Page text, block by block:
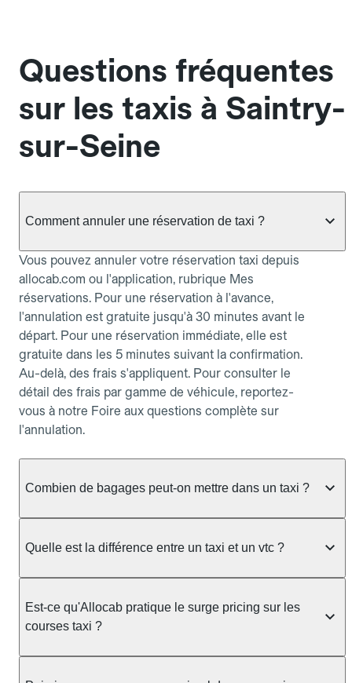
Questions fréquentes
sur les taxis à Saintry-
sur-Seine
Comment annuler une réservation de taxi ?
Vous pouvez annuler votre réservation taxi depuis
allocab.com ou l'application, rubrique Mes
réservations. Pour une réservation à l'avance,
l'annulation est gratuite jusqu'à 30 minutes avant le
départ. Pour une réservation immédiate, elle est
gratuite dans les 5 minutes suivant la confirmation.
Au-delà, des frais s'appliquent. Pour consulter le
détail des frais par gamme de véhicule, reportez-
vous à notre Foire aux questions complète sur
l'annulation.
Combien de bagages peut-on mettre dans un taxi ?
taxi berline accueille en général jusqu'à 3 bagages
ou nombreux, précisez-le dans le champ "Message
au chauffeur" lors de la réservation. Le prix n'est
pas impacté par le nombre de bagages.
Quelle est la différence entre un taxi et un vtc ?
prendre en charge directement dans la rue, à une
station ou sur réservation, avec un tarif au
réservation et propose un prix fixe annoncé à
Est-ce qu'Allocab pratique le surge pricing sur les
courses taxi ?